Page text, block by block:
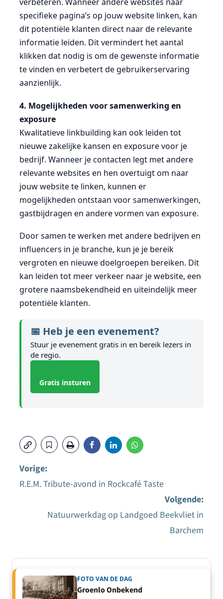
specifieke pagina’s op jouw website linken, kan
dit potentiële klanten direct naar de relevante
informatie leiden. Dit vermindert het aantal
klikken dat nodig is om de gewenste informatie
te vinden en verbetert de gebruikerservaring
aanzienlijk.
4. Mogelijkheden voor samenwerking en
exposure
Kwalitatieve linkbuilding kan ook leiden tot
nieuwe zakelijke kansen en exposure voor je
bedrijf. Wanneer je contacten legt met andere
relevante websites en hen overtuigt om naar
jouw website te linken, kunnen er
mogelijkheden ontstaan voor samenwerkingen,
gastbijdragen en andere vormen van exposure.
Door samen te werken met andere bedrijven en
influencers in je branche, kun je je bereik
vergroten en nieuwe doelgroepen bereiken. Dit
kan leiden tot meer verkeer naar je website, een
grotere naamsbekendheid en uiteindelijk meer
potentiële klanten.
📅 Heb je een evenement?
Stuur je evenement gratis in en bereik lezers in
de regio.
Gratis insturen
navigatie
Vorige:
R.E.M. Tribute-avond in Rockcafé Taste
Volgende:
Natuurwerkdag op Landgoed Beekvliet in
Barchem
FOTO VAN DE DAG
Groenlo Onbekend